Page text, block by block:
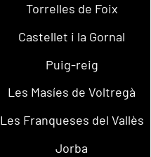
Torrelles de Foix
Castellet i la Gornal
Puig-reig
Les Masíes de Voltregà
Les Franqueses del Vallès
Jorba